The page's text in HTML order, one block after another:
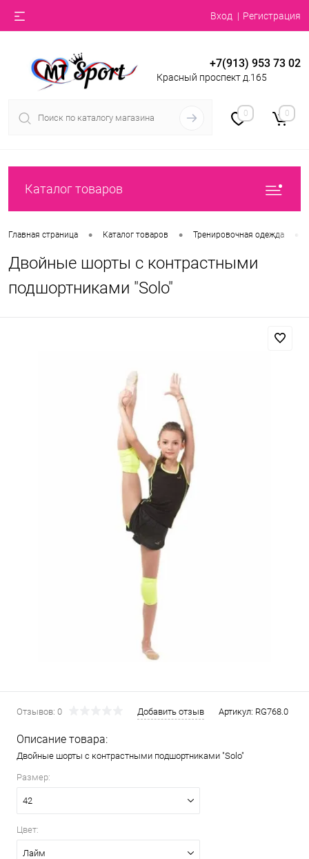
Вход Регистрация
+7(913) 953 73 02
Красный проспект д.165
0 0
Каталог товаров
Главная страница • Каталог товаров • Тренировочная одежда
Двойные шорты с контрастными
подшортниками "Solo"
Отзывов: 0 Добавить отзыв Артикул: RG768.0
Описание товара:
Двойные шорты с контрастными подшортниками "Solo"
Размер:
42
Цвет:
Лайм